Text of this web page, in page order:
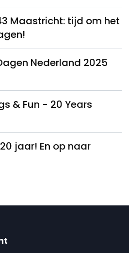
Maastricht: tijd om het
Nederland 2025
& Fun - 20 Years
jaar! En op naar